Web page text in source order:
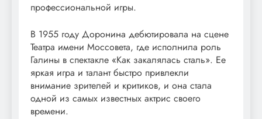
профессиональной игры.
В 1955 году Доронина дебютировала на сцене
Театра имени Моссовета, где исполнила роль
Галины в спектакле «Как закалялась сталь». Ее
яркая игра и талант быстро привлекли
внимание зрителей и критиков, и она стала
одной из самых известных актрис своего
времени.